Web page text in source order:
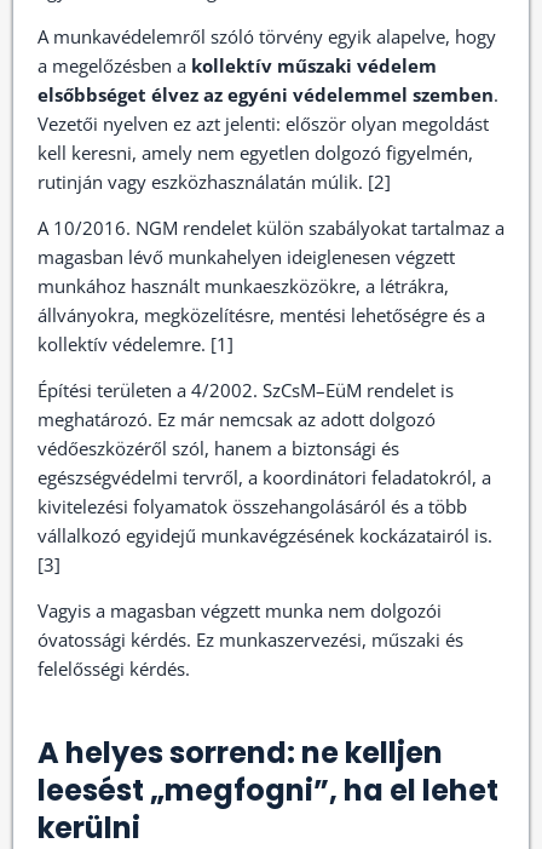
A munkavédelemről szóló törvény egyik alapelve, hogy
a megelőzésben a kollektív műszaki védelem
elsőbbséget élvez az egyéni védelemmel szemben.
Vezetői nyelven ez azt jelenti: először olyan megoldást
kell keresni, amely nem egyetlen dolgozó figyelmén,
rutinján vagy eszközhasználatán múlik. [2]
A 10/2016. NGM rendelet külön szabályokat tartalmaz a
magasban lévő munkahelyen ideiglenesen végzett
munkához használt munkaeszközökre, a létrákra,
állványokra, megközelítésre, mentési lehetőségre és a
kollektív védelemre. [1]
Építési területen a 4/2002. SzCsM–EüM rendelet is
meghatározó. Ez már nemcsak az adott dolgozó
védőeszközéről szól, hanem a biztonsági és
egészségvédelmi tervről, a koordinátori feladatokról, a
kivitelezési folyamatok összehangolásáról és a több
vállalkozó egyidejű munkavégzésének kockázatairól is.
[3]
Vagyis a magasban végzett munka nem dolgozói
óvatossági kérdés. Ez munkaszervezési, műszaki és
felelősségi kérdés.
A helyes sorrend: ne kelljen
leesést „megfogni”, ha el lehet
kerülni